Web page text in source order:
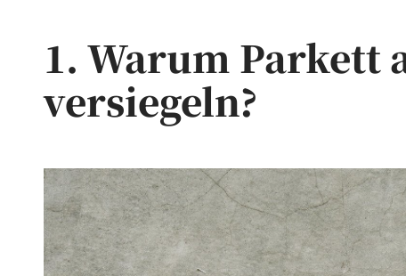
1. Warum Parkett
versiegeln?